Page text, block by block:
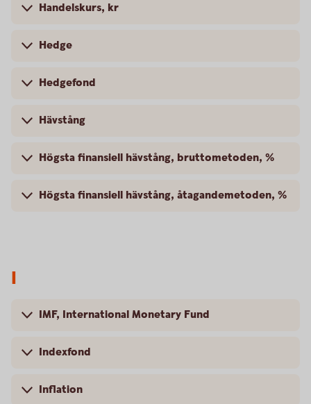
Handelskurs, kr
Hedge
Hedgefond
Hävstång
Högsta finansiell hävstång, bruttometoden, %
Högsta finansiell hävstång, åtagandemetoden, %
I
IMF, International Monetary Fund
Indexfond
Inflation